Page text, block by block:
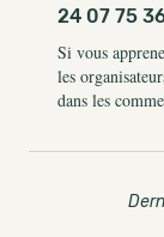
24 07 75
Si vous
les
dans les